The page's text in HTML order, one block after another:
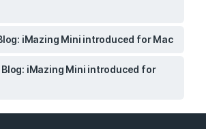
iMazing Mini introduced for Mac
iMazing Mini introduced for